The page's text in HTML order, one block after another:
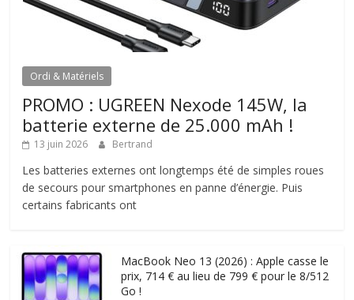
Ordi & Matériels
PROMO : UGREEN Nexode 145W, la
batterie externe de 25.000 mAh !
13 juin 2026 Bertrand
Les batteries externes ont longtemps été de simples roues
de secours pour smartphones en panne d’énergie. Puis
certains fabricants ont
MacBook Neo 13 (2026) : Apple casse le
prix, 714 € au lieu de 799 € pour le 8/512
Go !